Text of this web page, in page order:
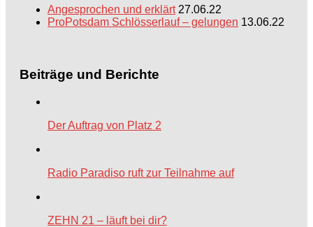
Angesprochen und erklärt 27.06.22
ProPotsdam Schlösserlauf – gelungen 13.06.22
Beiträge und Berichte
Der Auftrag von Platz 2
Radio Paradiso ruft zur Teilnahme auf
ZEHN 21 – läuft bei dir?